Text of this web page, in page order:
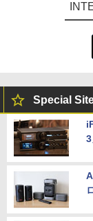
Special